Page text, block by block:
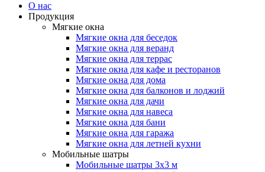
О нас
Продукция
Мягкие окна
Мягкие окна для беседок
Мягкие окна для веранд
Мягкие окна для террас
Мягкие окна для кафе и ресторанов
Мягкие окна для дома
Мягкие окна для балконов и лоджий
Мягкие окна для дачи
Мягкие окна для навеса
Мягкие окна для бани
Мягкие окна для гаража
Мягкие окна для летней кухни
Мобильные шатры
Мобильные шатры 3х3 м